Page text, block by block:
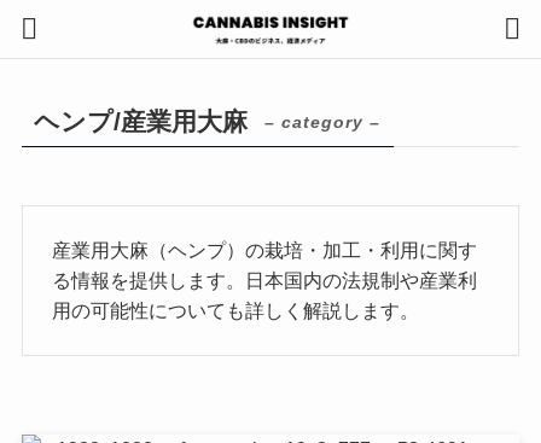
ヘンプ/産業用大麻 – category –
産業用大麻（ヘンプ）の栽培・加工・利用に関す
る情報を提供します。日本国内の法規制や産業利
用の可能性についても詳しく解説します。